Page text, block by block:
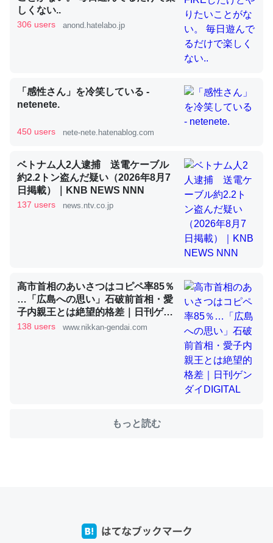
昆虫ってカルシウム少ないのか。知らんかった。調べたら
コオロギのカルシウム分はエビの600分の1程度。
論文では「淡水はカルシウムも酸素も不足してて両方に不
利だから両方が拮抗してるのでは」とあって面白い。海に
いる鋏角類（カブトガニ・ウミグモ）はカルシウムを使わ
ずキチンを強化してる筈だが、酵素が違うのか？
─ニュース :: 【研究発表】昆虫学の大問題＝「昆虫はなぜ海にいな
これを元に考えるとカルシウムを大量に使う脊椎動物と貝
類は苦労してるんだな…。腹足類だと殻を無くしてナメク
─ニュース :: 【研究発表】昆虫学の大問題＝「昆虫はなぜ海にいな
しくない..
306 users anond.hatelabo.jp
「感性さん」を冷笑している -
netenete.
450 users nete-nete.hatenablog.com
ベトナム人2人逮捕 送電ケーブル
約2.2トン盗んだ疑い（2026年8月7
日掲載）｜KNB NEWS NNN
137 users news.ntv.co.jp
高市首相のあいさつはコピペ率85％
…「広島への思い」石破前首相・愛
子内親王とは絶望的格差｜日刊ゲン
ダイDIGITAL
138 users www.nikkan-gendai.com
もっと読む